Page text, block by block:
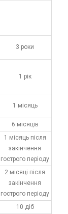
3 роки
1 рік
1 місяць
6 місяців
1 місяць після
закінчення
гострого періоду
2 місяці після
закінчення
гострого періоду
10 діб